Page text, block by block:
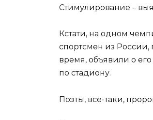
Стимулирование –
Кстати, на одном
спортсмен из России,
время, объявили о
по стадиону.
Поэты, все-таки,